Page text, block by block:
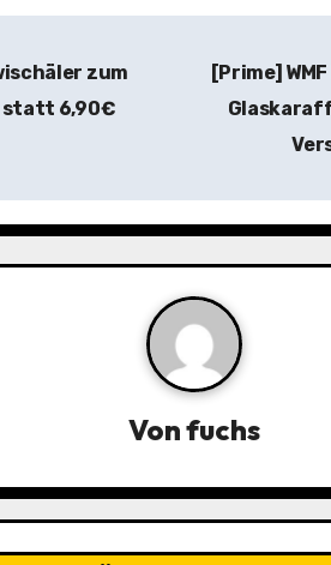
zum
statt 6,90€
[Prime]
Vonfuchs